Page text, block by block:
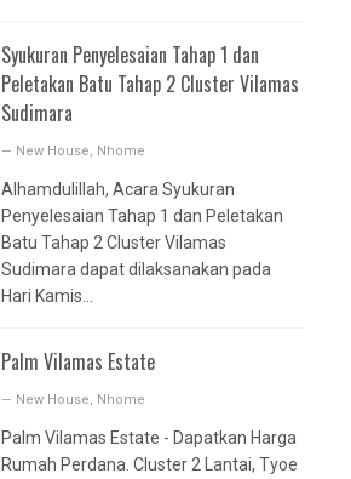
Syukuran Penyelesaian Tahap 1 dan
Peletakan Batu Tahap 2 Cluster Vilamas
Sudimara
— New House, Nhome
Alhamdulillah, Acara Syukuran
Penyelesaian Tahap 1 dan Peletakan
Batu Tahap 2 Cluster Vilamas
Sudimara dapat dilaksanakan pada
Hari Kamis...
Palm Vilamas Estate
— New House, Nhome
Palm Vilamas Estate - Dapatkan Harga
Rumah Perdana. Cluster 2 Lantai, Tyoe